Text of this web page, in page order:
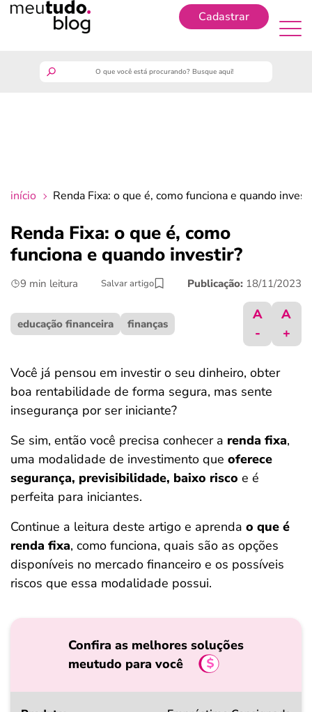
Cadastrar
crédito fácil
últimas notícias
ferramentas
início Renda Fixa: o que é, como funciona e quando
Renda Fixa: o que é, como
funciona e quando investir?
9 min leitura Salvar artigo Publicação: 18/11/2023
educação financeira finanças
A
-
A
+
Você já pensou em investir o seu dinheiro, obter
boa rentabilidade de forma segura, mas sente
insegurança por ser iniciante?
Se sim, então você precisa conhecer a renda fixa,
uma modalidade de investimento que oferece
segurança, previsibilidade, baixo risco e é
perfeita para iniciantes.
Continue a leitura deste artigo e aprenda o que é
renda fixa, como funciona, quais são as opções
disponíveis no mercado financeiro e os possíveis
riscos que essa modalidade possui.
Confira as melhores soluções
meutudo para você